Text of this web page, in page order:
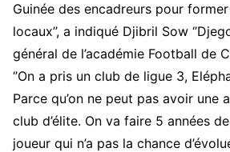
Guinée des encadreurs pour
locaux’’, a indiqué Djibril Sow
général de l’académie Football de
‘’On a pris un club de ligue 3,
Parce qu’on ne peut pas avoir une
club d’élite. On va faire 5 années
joueur qui n’a pas la chance